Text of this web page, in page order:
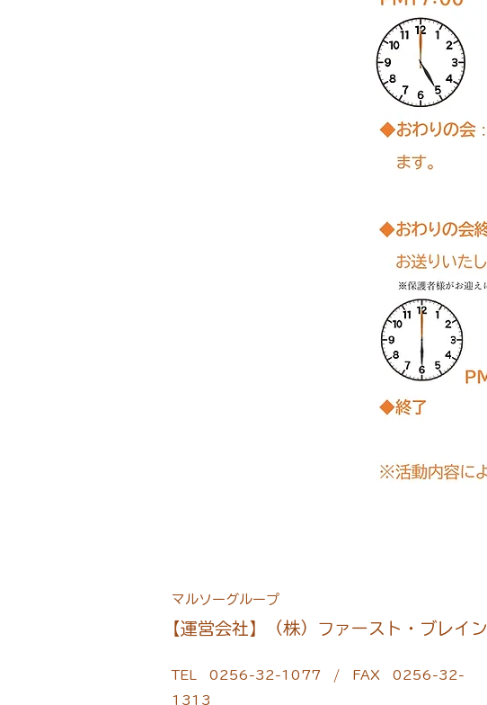
マルソーグループ
​【運営会社】 （株）ファースト・ブレイン
TEL 0256-32-1077 / FAX 0256-32-
1313